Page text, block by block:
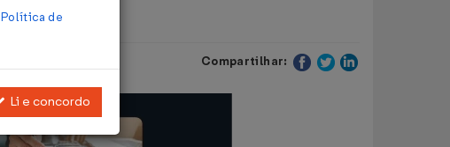
Compartilhar:
Política de
Li e concordo